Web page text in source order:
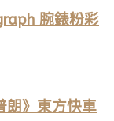
腕錶粉彩
朗》東方快車